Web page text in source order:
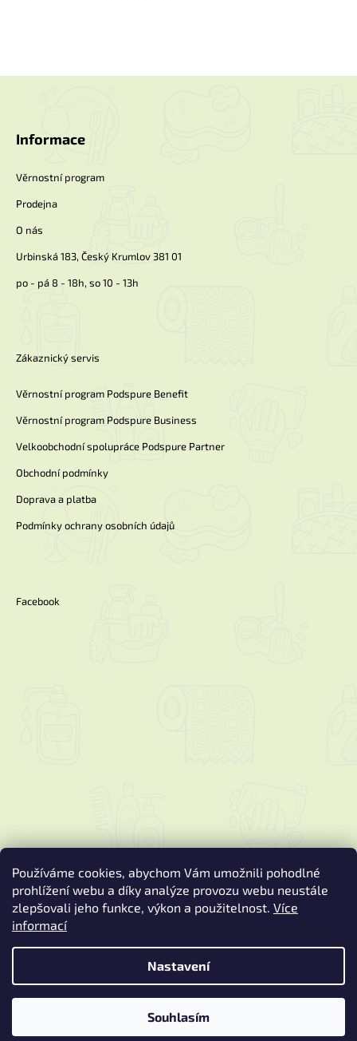
Používáme cookies, abychom Vám umožnili pohodlné
prohlížení webu a díky analýze provozu webu neustále
zlepšovali jeho funkce, výkon a použitelnost. Více
informací
Nastavení
Souhlasím
Informace
Věrnostní program
Prodejna
O nás
Urbinská 183, Český Krumlov 381 01
po - pá 8 - 18h, so 10 - 13h
Zákaznický servis
Věrnostní program Podspure Benefit
Věrnostní program Podspure Business
Velkoobchodní spolupráce Podspure Partner
Obchodní podmínky
Doprava a platba
Podmínky ochrany osobních údajů
Facebook